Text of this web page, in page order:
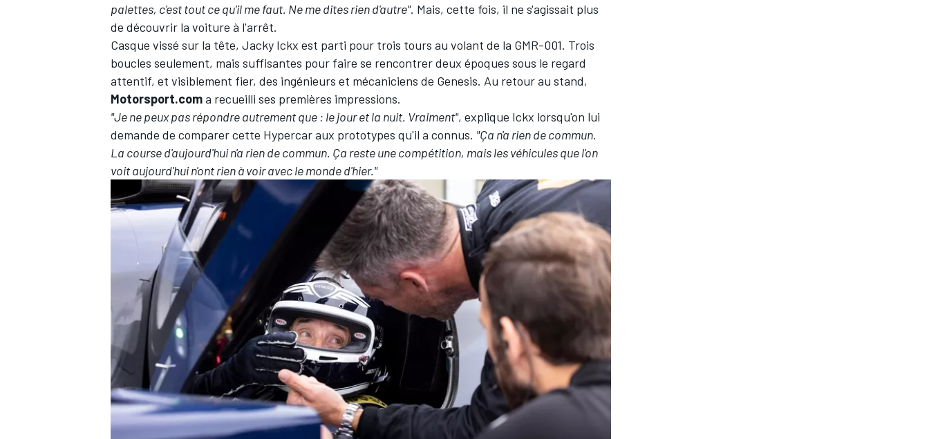
palettes, c'est tout ce qu'il me faut. Ne me dites rien d'autre". Mais, cette fois, il ne s'agissait plus
de découvrir la voiture à l'arrêt.
Casque vissé sur la tête, Jacky Ickx est parti pour trois tours au volant de la GMR-001. Trois
boucles seulement, mais suffisantes pour faire se rencontrer deux époques sous le regard
attentif, et visiblement fier, des ingénieurs et mécaniciens de Genesis. Au retour au stand,
Motorsport.coma recueilli ses premières impressions.
"Je ne peux pas répondre autrement que : le jour et la nuit. Vraiment", explique Ickx lorsqu'on lui
demande de comparer cette Hypercar aux prototypes qu'il a connus. "Ça n'a rien de commun.
La course d'aujourd'hui n'a rien de commun. Ça reste une compétition, mais les véhicules que l'on
voit aujourd'hui n'ont rien à voir avec le monde d'hier."